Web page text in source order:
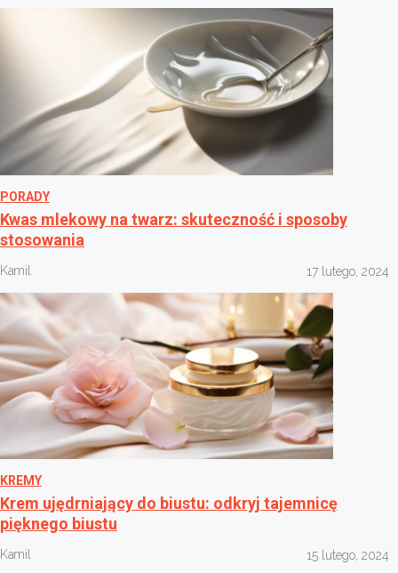
PORADY
Kwas mlekowy na twarz: skuteczność i sposoby
stosowania
Kamil 17 lutego, 2024
KREMY
Krem ujędrniający do biustu: odkryj tajemnicę
pięknego biustu
Kamil 15 lutego, 2024